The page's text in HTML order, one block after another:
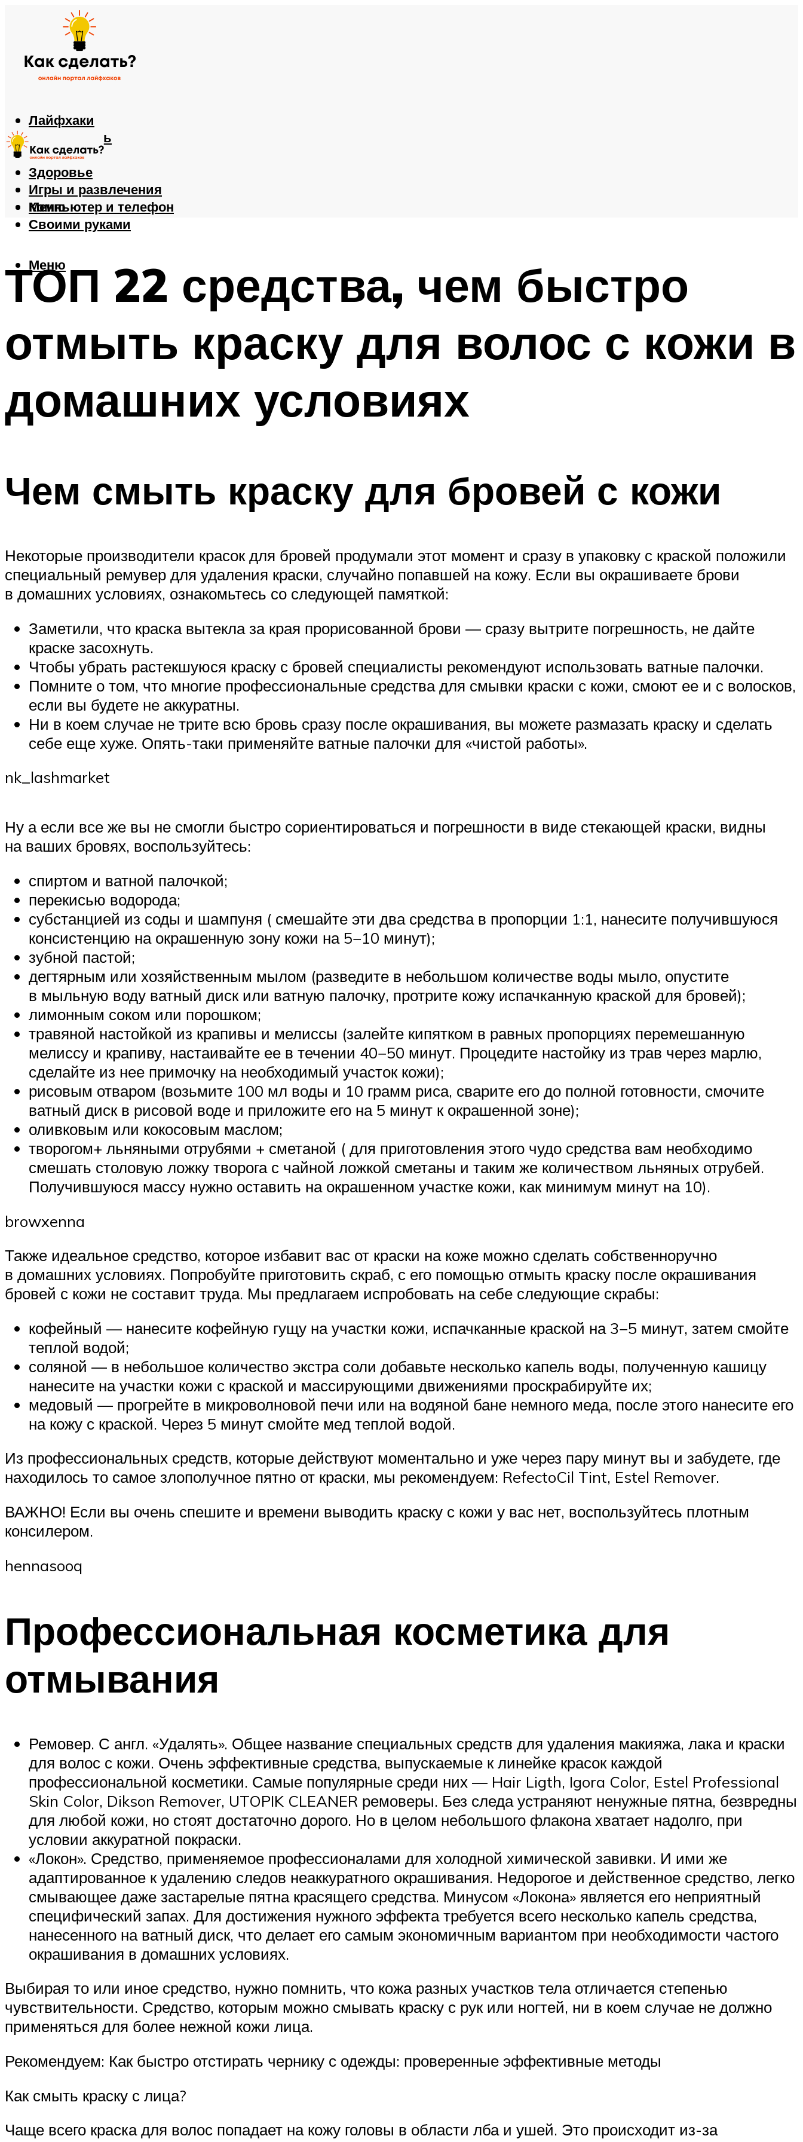
Лайфхаки
Автомобиль
Еда
Здоровье
Игры и развлечения
Компьютер и телефон
Своими руками
Меню
Меню
ТОП 22 средства, чем быстро
отмыть краску для волос с кожи в
домашних условиях
Чем смыть краску для бровей с кожи
Некоторые производители красок для бровей продумали этот момент и сразу в упаковку с краской положили
специальный ремувер для удаления краски, случайно попавшей на кожу. Если вы окрашиваете брови
в домашних условиях, ознакомьтесь со следующей памяткой:
Заметили, что краска вытекла за края прорисованной брови — сразу вытрите погрешность, не дайте
краске засохнуть.
Чтобы убрать растекшуюся краску с бровей специалисты рекомендуют использовать ватные палочки.
Помните о том, что многие профессиональные средства для смывки краски с кожи, смоют ее и с волосков,
если вы будете не аккуратны.
Ни в коем случае не трите всю бровь сразу после окрашивания, вы можете размазать краску и сделать
себе еще хуже. Опять-таки применяйте ватные палочки для «чистой работы».
nk_lashmarket
Ну а если все же вы не смогли быстро сориентироваться и погрешности в виде стекающей краски, видны
на ваших бровях, воспользуйтесь:
спиртом и ватной палочкой;
перекисью водорода;
субстанцией из соды и шампуня ( смешайте эти два средства в пропорции 1:1, нанесите получившуюся
консистенцию на окрашенную зону кожи на 5−10 минут);
зубной пастой;
дегтярным или хозяйственным мылом (разведите в небольшом количестве воды мыло, опустите
в мыльную воду ватный диск или ватную палочку, протрите кожу испачканную краской для бровей);
лимонным соком или порошком;
травяной настойкой из крапивы и мелиссы (залейте кипятком в равных пропорциях перемешанную
мелиссу и крапиву, настаивайте ее в течении 40−50 минут. Процедите настойку из трав через марлю,
сделайте из нее примочку на необходимый участок кожи);
рисовым отваром (возьмите 100 мл воды и 10 грамм риса, сварите его до полной готовности, смочите
ватный диск в рисовой воде и приложите его на 5 минут к окрашенной зоне);
оливковым или кокосовым маслом;
творогом+ льняными отрубями + сметаной ( для приготовления этого чудо средства вам необходимо
смешать столовую ложку творога с чайной ложкой сметаны и таким же количеством льняных отрубей.
Получившуюся массу нужно оставить на окрашенном участке кожи, как минимум минут на 10).
browxenna
Также идеальное средство, которое избавит вас от краски на коже можно сделать собственноручно
в домашних условиях. Попробуйте приготовить скраб, с его помощью отмыть краску после окрашивания
бровей с кожи не составит труда. Мы предлагаем испробовать на себе следующие скрабы:
кофейный — нанесите кофейную гущу на участки кожи, испачканные краской на 3−5 минут, затем смойте
теплой водой;
соляной — в небольшое количество экстра соли добавьте несколько капель воды, полученную кашицу
нанесите на участки кожи с краской и массирующими движениями проскрабируйте их;
медовый — прогрейте в микроволновой печи или на водяной бане немного меда, после этого нанесите его
на кожу с краской. Через 5 минут смойте мед теплой водой.
Из профессиональных средств, которые действуют моментально и уже через пару минут вы и забудете, где
находилось то самое злополучное пятно от краски, мы рекомендуем: RefectoCil Tint, Estel Remover.
ВАЖНО! Если вы очень спешите и времени выводить краску с кожи у вас нет, воспользуйтесь плотным
консилером.
hennasooq
Профессиональная косметика для
отмывания
Ремовер. С англ. «Удалять». Общее название специальных средств для удаления макияжа, лака и краски
для волос с кожи. Очень эффективные средства, выпускаемые к линейке красок каждой
профессиональной косметики. Самые популярные среди них — Hair Ligth, Igora Color, Estel Professional
Skin Color, Dikson Remover, UTOPIK CLEANER ремоверы. Без следа устраняют ненужные пятна, безвредны
для любой кожи, но стоят достаточно дорого. Но в целом небольшого флакона хватает надолго, при
условии аккуратной покраски.
«Локон». Средство, применяемое профессионалами для холодной химической завивки. И ими же
адаптированное к удалению следов неаккуратного окрашивания. Недорогое и действенное средство, легко
смывающее даже застарелые пятна красящего средства. Минусом «Локона» является его неприятный
специфический запах. Для достижения нужного эффекта требуется всего несколько капель средства,
нанесенного на ватный диск, что делает его самым экономичным вариантом при необходимости частого
окрашивания в домашних условиях.
Выбирая то или иное средство, нужно помнить, что кожа разных участков тела отличается степенью
чувствительности. Средство, которым можно смывать краску с рук или ногтей, ни в коем случае не должно
применяться для более нежной кожи лица.
Рекомендуем: Как быстро отстирать чернику с одежды: проверенные эффективные методы
Как смыть краску с лица?
Чаще всего краска для волос попадает на кожу головы в области лба и ушей. Это происходит из-за